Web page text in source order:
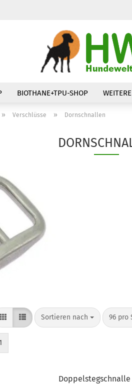
BIOTHANE+TPU-SHOP WEITERE
» Verschlüsse » Dornschnallen
Sortieren nach
Sortieren nach 96 pro
pro